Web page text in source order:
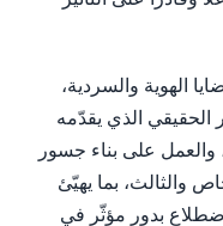
الهوية والسردية،
الحقيقي الذي يقدّمه
على بناء جسور
والثالث، بما يهيّئ
بدور مؤثّر في